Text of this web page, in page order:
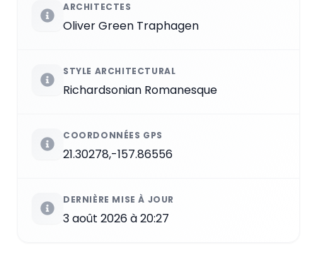
ARCHITECTES
Oliver Green Traphagen
STYLE ARCHITECTURAL
Richardsonian Romanesque
COORDONNÉES GPS
21.30278,-157.86556
DERNIÈRE MISE À JOUR
3 août 2026 à 20:27